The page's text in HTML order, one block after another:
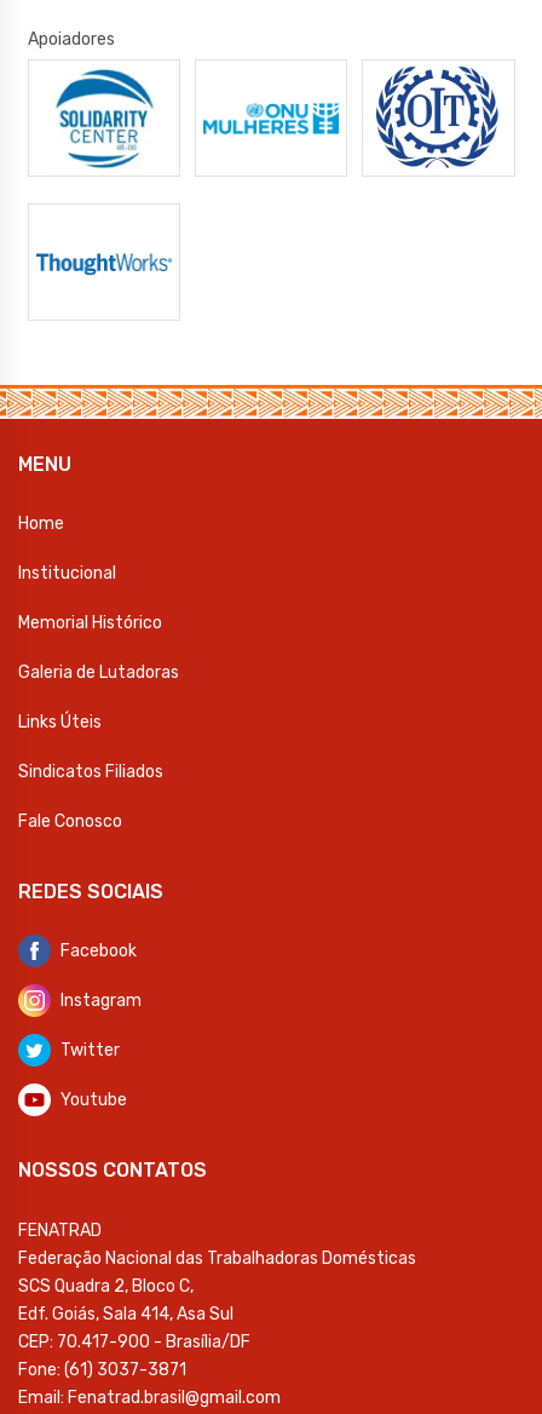
Apoiadores
MENU
Home
Institucional
Memorial Histórico
Galeria de Lutadoras
Links Úteis
Sindicatos Filiados
Fale Conosco
REDES SOCIAIS
Facebook
Instagram
Twitter
Youtube
NOSSOS CONTATOS
FENATRAD
Federação Nacional das Trabalhadoras Domésticas
SCS Quadra 2, Bloco C,
Edf. Goiás, Sala 414, Asa Sul
CEP: 70.417-900 - Brasília/DF
Fone: (61) 3037-3871
Email: Fenatrad.brasil@gmail.com